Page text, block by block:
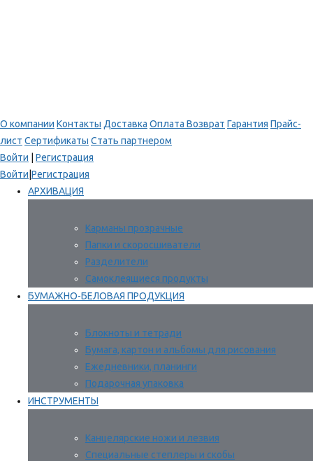
О компании Контакты Доставка Оплата Возврат Гарантия Прайс-
лист Сертификаты Стать партнером
Войти
Регистрация
Войти Регистрация
АРХИВАЦИЯ
Карманы прозрачные
Папки и скоросшиватели
Разделители
Самоклеящиеся продукты
БУМАЖНО-БЕЛОВАЯ ПРОДУКЦИЯ
Блокноты и тетради
Бумага, картон и альбомы для рисования
Ежедневники, планинги
Подарочная упаковка
ИНСТРУМЕНТЫ
Канцелярские ножи и лезвия
Специальные степлеры и скобы